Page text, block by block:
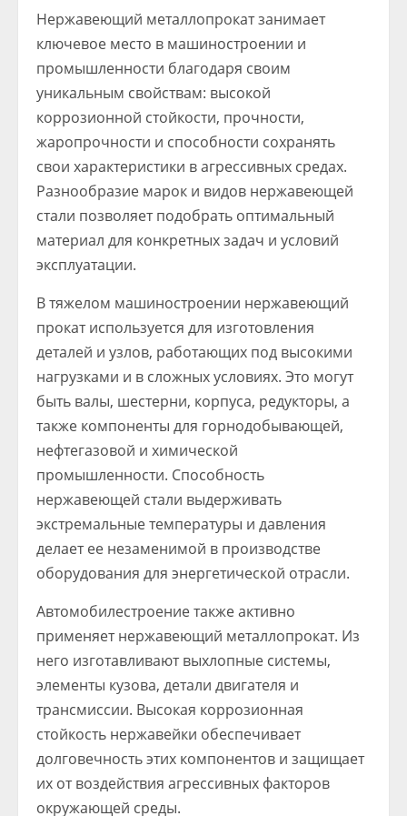
Нержавеющий металлопрокат занимает
ключевое место в машиностроении и
промышленности благодаря своим
уникальным свойствам: высокой
коррозионной стойкости, прочности,
жаропрочности и способности сохранять
свои характеристики в агрессивных средах.
Разнообразие марок и видов нержавеющей
стали позволяет подобрать оптимальный
материал для конкретных задач и условий
эксплуатации.
В тяжелом машиностроении нержавеющий
прокат используется для изготовления
деталей и узлов, работающих под высокими
нагрузками и в сложных условиях. Это могут
быть валы, шестерни, корпуса, редукторы, а
также компоненты для горнодобывающей,
нефтегазовой и химической
промышленности. Способность
нержавеющей стали выдерживать
экстремальные температуры и давления
делает ее незаменимой в производстве
оборудования для энергетической отрасли.
Автомобилестроение также активно
применяет нержавеющий металлопрокат. Из
него изготавливают выхлопные системы,
элементы кузова, детали двигателя и
трансмиссии. Высокая коррозионная
стойкость нержавейки обеспечивает
долговечность этих компонентов и защищает
их от воздействия агрессивных факторов
окружающей среды.